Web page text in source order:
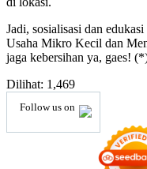
Jadi, sosialisasi dan
Usaha Mikro Kecil dan
jaga kebersihan ya, gaes!
Dilihat: 1,469
Follow us on